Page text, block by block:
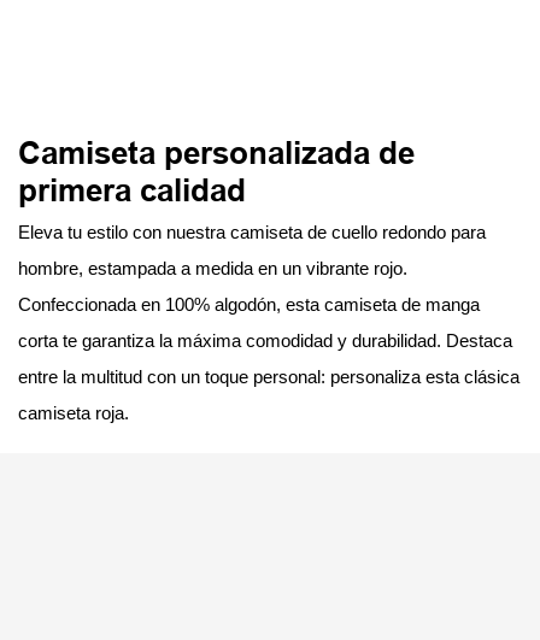
Camiseta personalizada de
primera calidad
Eleva tu estilo con nuestra camiseta de cuello redondo para
hombre, estampada a medida en un vibrante rojo.
Confeccionada en 100% algodón, esta camiseta de manga
corta te garantiza la máxima comodidad y durabilidad. Destaca
entre la multitud con un toque personal: personaliza esta clásica
camiseta roja.